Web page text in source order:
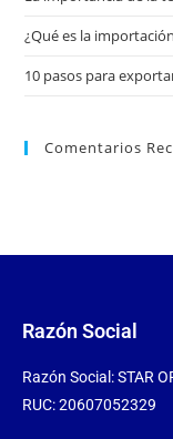
¿Qué es la
10 pasos para
Comentarios
Razón Social
Razón Social: STAR
RUC: 20607052329